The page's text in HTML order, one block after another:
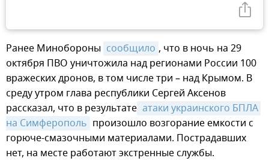
Ранее Минобороны сообщило , что в ночь на 29
октября ПВО уничтожила над регионами России 100
вражеских дронов, в том числе три – над Крымом. В
среду утром глава республики Сергей Аксенов
рассказал, что в результате атаки украинского БПЛА
на Симферополь произошло возгорание емкости с
горюче-смазочными материалами. Пострадавших
нет, на месте работают экстренные службы.